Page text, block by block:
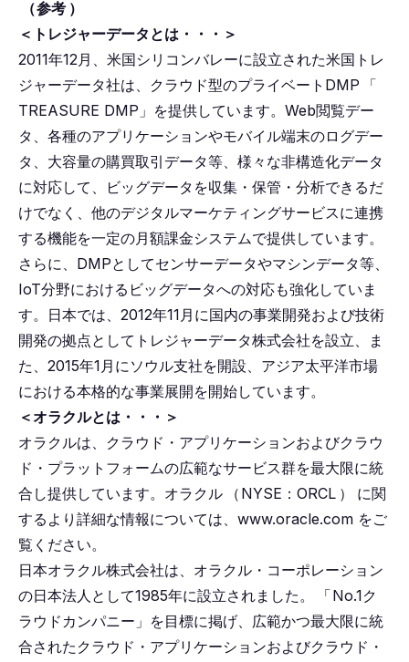
（参考 ）
＜トレジャーデータとは・・・＞
2011年12月、米国シリコンバレーに設立された米国トレ
ジャーデータ社は、クラウド型のプライベートDMP
「
TREASURE DMP」を提供しています。Web閲覧デー
タ、各種のアプリケーションやモバイル端末のログデー
タ、大容量の購買取引データ等、様々な非構造化データ
に対応して、ビッグデータを収集・保管・分析できるだ
けでなく、他のデジタルマーケティングサービスに連携
する機能を一定の月額課金システムで提供しています。
さらに、DMPとしてセンサーデータやマシンデータ等、
IoT分野におけるビッグデータへの対応も強化していま
す。日本では、2012年11月に国内の事業開発および技術
開発の拠点としてトレジャーデータ株式会社を設立、ま
た、2015年1月にソウル支社を開設、アジア太平洋市場
における本格的な事業展開を開始しています。
＜オラクルとは・・・＞
オラクルは、クラウド・アプリケーションおよびクラウ
ド・プラットフォームの広範なサービス群を最大限に統
合し提供しています。オラクル
（ NYSE：ORCL ）
に関
するより詳細な情報については、www.oracle.com をご
覧ください。
日本オラクル株式会社は、オラクル・コーポレーション
の日本法人として1985年に設立されました。
「No.1ク
ラウドカンパニー」を目標に掲げ、広範かつ最大限に統
合されたクラウド・アプリケーションおよびクラウド・